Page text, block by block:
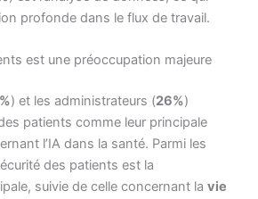
profonde dans le flux de travail.
est une préoccupation majeure
) et les administrateurs (26%)
patients comme leur principale
l’IA dans la santé. Parmi les
des patients est la
suivie de celle concernant lavie